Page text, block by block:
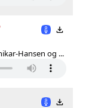
Hansen og ...